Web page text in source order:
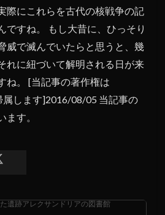
際にこれらを古代の核戦争の記
ですね。 もし大昔に、ひっそり
威で滅んでいたらと思うと、幾
れに紐づいて解明される日が来
ね。 [当記事の著作権は
属します]2016/08/05 当記事の
す。